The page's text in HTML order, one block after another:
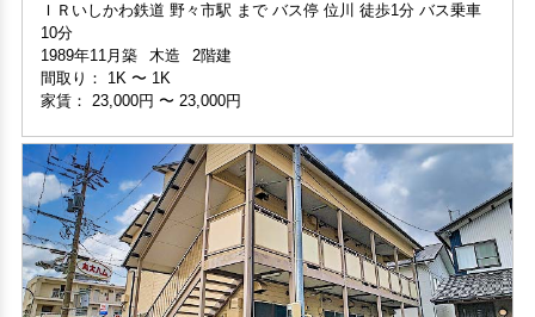
部屋号数 B506号室
家賃 20,000円・共益費 4,000円
階数 5階
間取り 1K・専有面積 20.25㎡
敷金 - ・礼金 -
保証人不要・代行 インターネット無料 リフォーム
ＩＲいしかわ鉄道 野々市駅 まで バス停 位川 徒歩1分 バス乗車
10分
1989年11月築
木造
2階建
間取り： 1K 〜 1K
家賃： 23,000円 〜 23,000円